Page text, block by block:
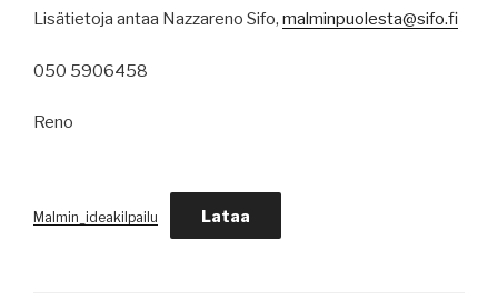
Lisätietoja antaa Nazzareno Sifo, malminpuolesta@sifo.fi
050 5906458
Reno
Malmin_ideakilpailu Lataa